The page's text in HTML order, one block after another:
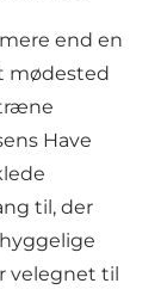
end en
mødested
Have
til, der
velegnet til